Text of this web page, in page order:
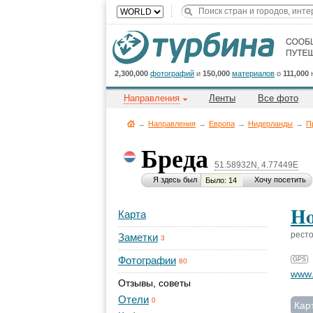
2,300,000 фотографий и 150,000 материалов о 111,000
Направления Ленты Все фото
→ Направления → Европа → Нидерланды →
Бреда 51.58932N, 4.77449E
Я здесь был Было: 14 Хочу посетить
Карта
Заметки 3
Фотографии 80
Отзывы, советы
Отели 0
GPS